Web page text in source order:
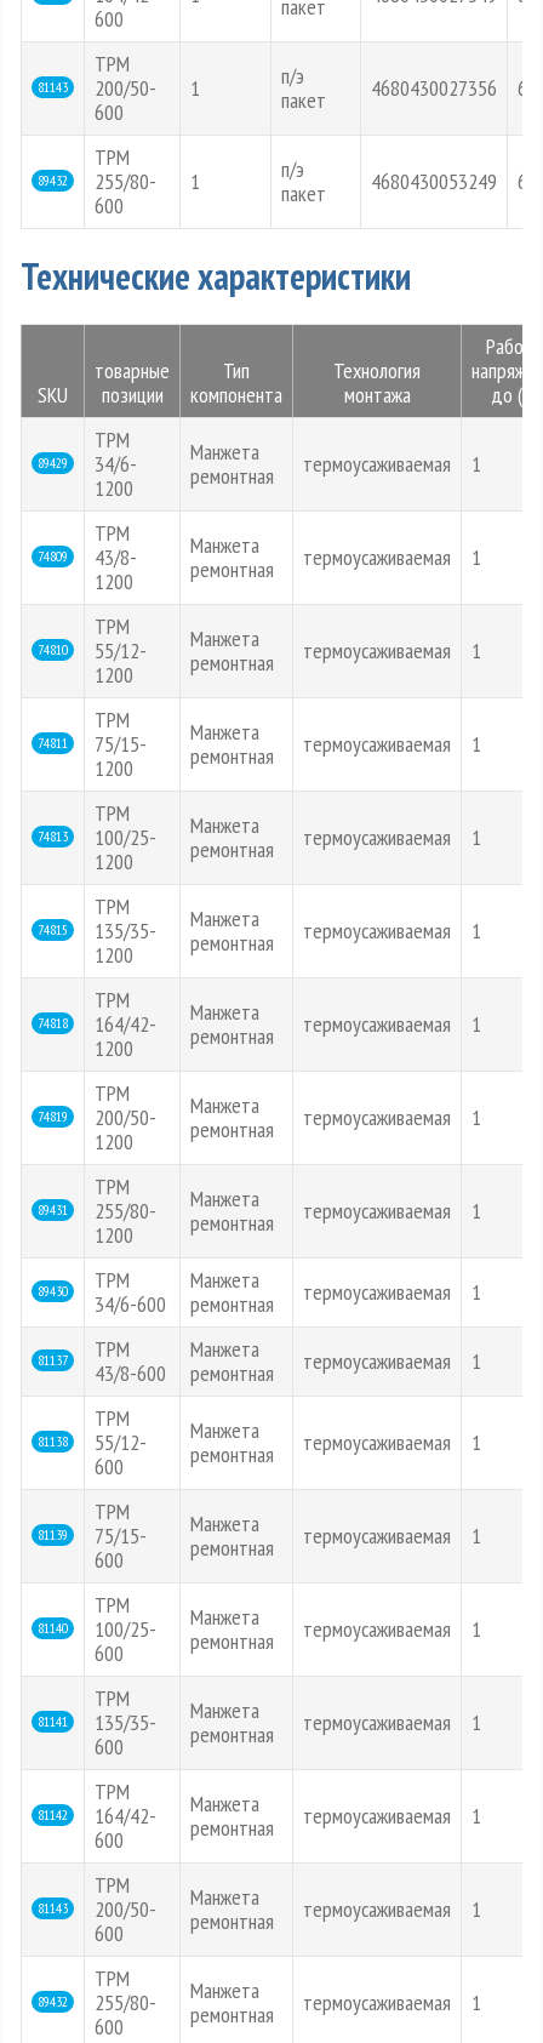
600
пакет
81143
ТРМ
200/50-
600
1
п/э
пакет
4680430027356 60
89432
ТРМ
255/80-
600
1
п/э
пакет
4680430053249 62
Технические характеристики
SKU
товарные
позиции
Тип
компонента
Технология
монтажа
до
89429
ТРМ
34/6-
1200
Манжета
ремонтная
термоусаживаемая 1
74809
ТРМ
43/8-
1200
Манжета
ремонтная
термоусаживаемая 1
74810
ТРМ
55/12-
1200
Манжета
ремонтная
термоусаживаемая 1
74811
ТРМ
75/15-
1200
Манжета
ремонтная
термоусаживаемая 1
74813
ТРМ
100/25-
1200
Манжета
ремонтная
термоусаживаемая 1
74815
ТРМ
135/35-
1200
Манжета
ремонтная
термоусаживаемая 1
74818
ТРМ
164/42-
1200
Манжета
ремонтная
термоусаживаемая 1
74819
ТРМ
200/50-
1200
Манжета
ремонтная
термоусаживаемая 1
89431
ТРМ
255/80-
1200
Манжета
ремонтная
термоусаживаемая 1
89430
ТРМ
34/6-600
Манжета
ремонтная
термоусаживаемая 1
81137
ТРМ
43/8-600
Манжета
ремонтная
термоусаживаемая 1
81138
ТРМ
55/12-
600
Манжета
ремонтная
термоусаживаемая 1
81139
ТРМ
75/15-
600
Манжета
ремонтная
термоусаживаемая 1
81140
ТРМ
100/25-
600
Манжета
ремонтная
термоусаживаемая 1
81141
ТРМ
135/35-
600
Манжета
ремонтная
термоусаживаемая 1
81142
ТРМ
164/42-
600
Манжета
ремонтная
термоусаживаемая 1
81143
ТРМ
200/50-
600
Манжета
ремонтная
термоусаживаемая 1
89432
ТРМ
255/80-
600
Манжета
ремонтная
термоусаживаемая 1